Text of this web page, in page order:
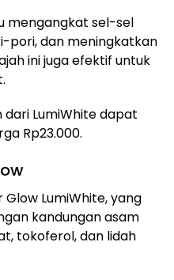
mengangkat sel-sel
pori, dan meningkatkan
ini juga efektif untuk
dari LumiWhite dapat
Rp23.000.
LumiWhite, yang
kandungan asam
tokoferol, dan lidah